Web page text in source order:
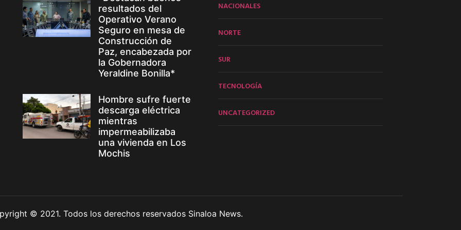
resultados del
Operativo Verano
Seguro en mesa de
Construcción de
Paz, encabezada por
la Gobernadora
Yeraldine Bonilla*
Hombre sufre fuerte
descarga eléctrica
mientras
impermeabilizaba
una vivienda en Los
Mochis
NACIONALES
NORTE
SUR
TECNOLOGÍA
UNCATEGORIZED
© 2021. Todos los derechos reservados Sinaloa News.